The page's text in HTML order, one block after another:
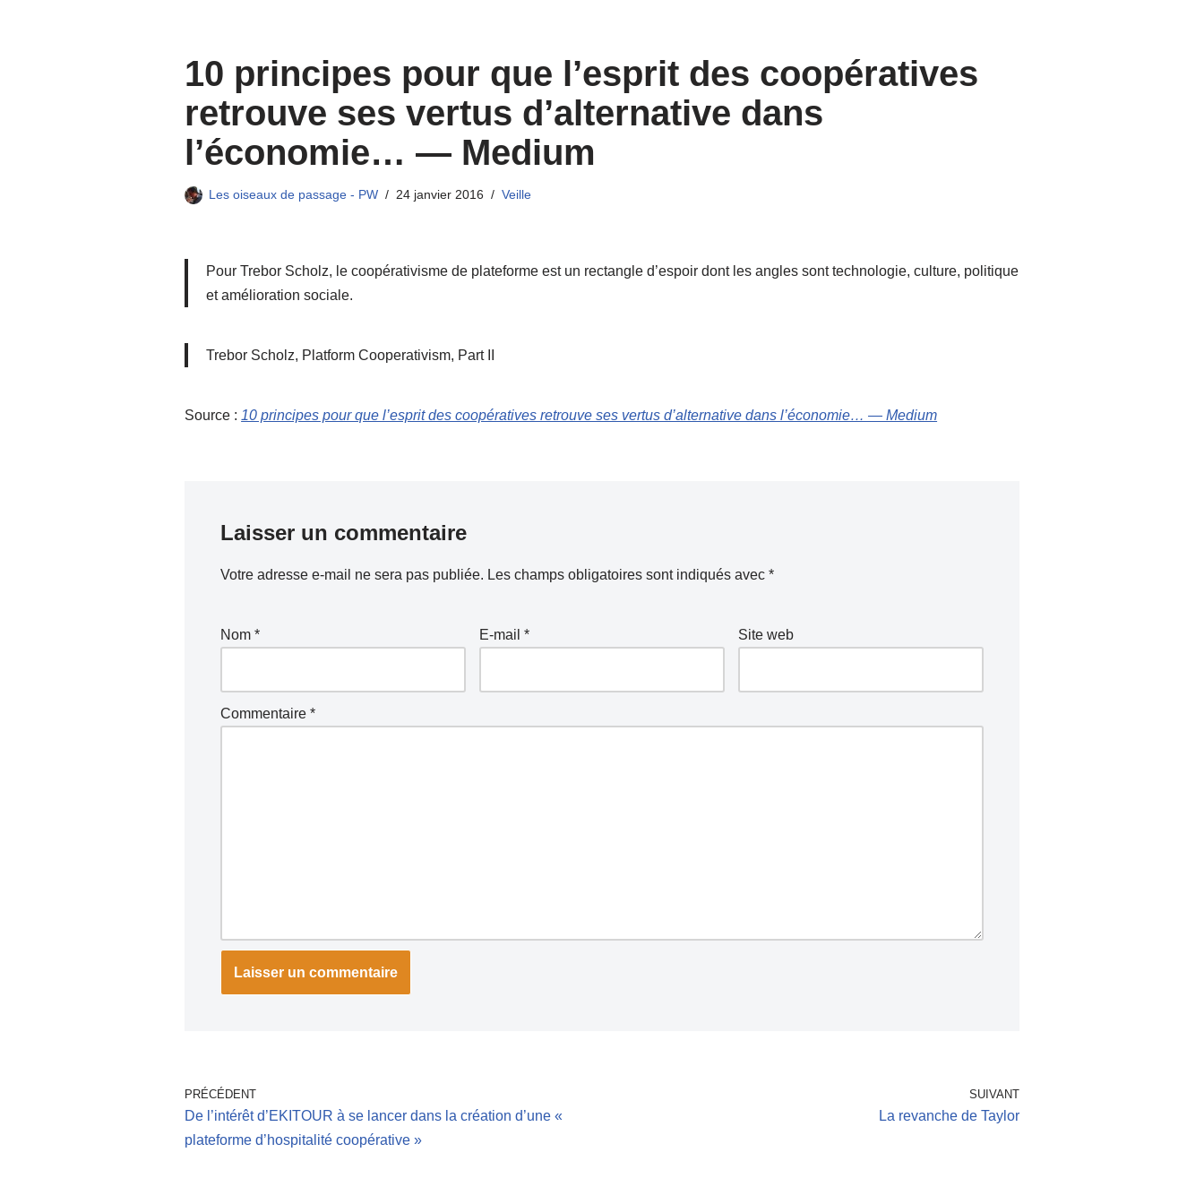
10 principes pour que l’esprit des coopératives
retrouve ses vertus d’alternative dans
l’économie… — Medium
Les oiseaux de passage - PW 24 janvier 2016 Veille
Pour Trebor Scholz, le coopérativisme de plateforme est un rectangle d’espoir dont les angles sont technologie, culture, politique
et amélioration sociale.
Trebor Scholz, Platform Cooperativism, Part II
Source : 10 principes pour que l’esprit des coopératives retrouve ses vertus d’alternative dans l’économie… — Medium
Laisser un commentaire
Votre adresse e-mail ne sera pas publiée. Les champs obligatoires sont indiqués avec*
Nom* E-mail* Site web
Commentaire*
PRÉCÉDENT
De l’intérêt d’EKITOUR à se lancer dans la création d’une «
plateforme d’hospitalité coopérative »
SUIVANT
La revanche de Taylor